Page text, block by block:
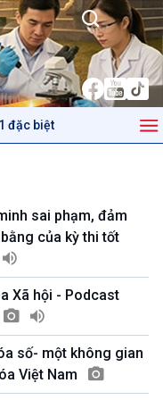
đặc biệt
vàng
đảo Việt Nam
tình biên giới và hải
hiểu biển, đảo Việt
VOV1
sai phạm, đảm
của kỳ thi tốt
Xã hội - Podcast
số- một không gian
Việt Nam